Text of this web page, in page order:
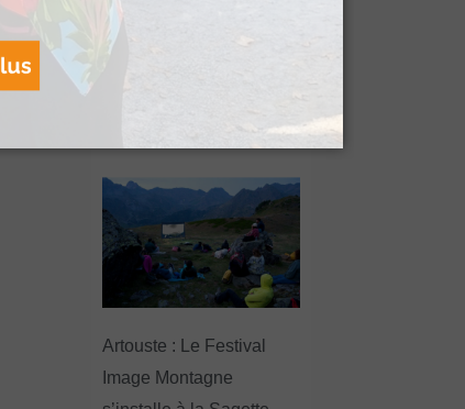
offert par Version
Voyages pour les grands
Artouste : Le Festival
Image Montagne